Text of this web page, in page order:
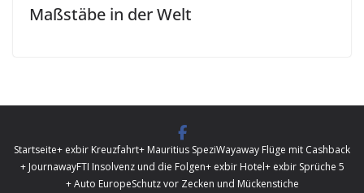
Maßstäbe in der Welt
Startseite+ exbir Kreuzfahrt+ Mauritius SpeziWayaway Flüge mit Cashback
+ JournawayFTI Insolvenz und die Folgen+ exbir Hotel+ exbir Sprüche 5
+ Auto EuropeSchutz vor Zecken und Mückenstiche